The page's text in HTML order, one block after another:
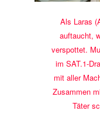
Als Laras
auftaucht,
verspottet.
im SAT.1-
mit aller
Zusammen
Täter